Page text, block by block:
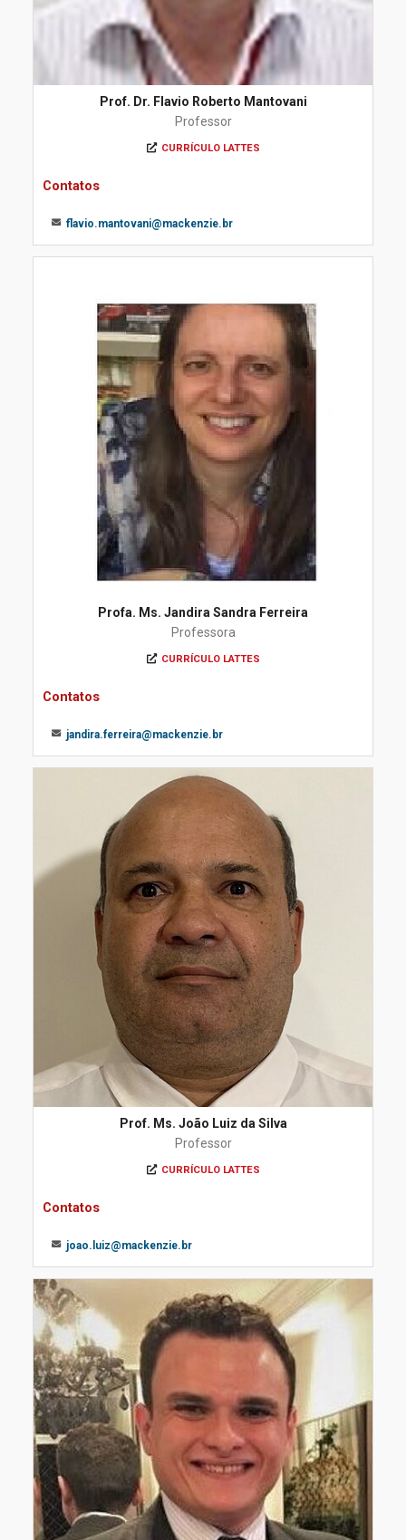
Prof. Dr. Flavio Roberto Mantovani
Professor
CURRÍCULO LATTES
Contatos
flavio.mantovani@mackenzie.br
Profa. Ms. Jandira Sandra Ferreira
Professora
CURRÍCULO LATTES
Contatos
jandira.ferreira@mackenzie.br
Prof. Ms. João Luiz da Silva
Professor
CURRÍCULO LATTES
Contatos
joao.luiz@mackenzie.br